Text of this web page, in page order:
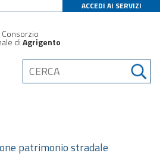
ACCEDI AI SERVIZI
diAgrigento
patrimonio stradale